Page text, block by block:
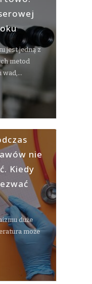
jest jedną z
metod
wad,…
nie
Kiedy
duże
może